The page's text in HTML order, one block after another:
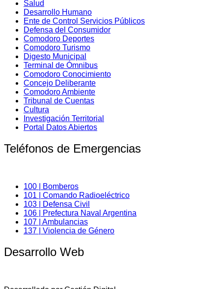
Salud
Desarrollo Humano
Ente de Control Servicios Públicos
Defensa del Consumidor
Comodoro Deportes
Comodoro Turismo
Digesto Municipal
Terminal de Ómnibus
Comodoro Conocimiento
Concejo Deliberante
Comodoro Ambiente
Tribunal de Cuentas
Cultura
Investigación Territorial
Portal Datos Abiertos
Teléfonos de Emergencias
100 | Bomberos
101 | Comando Radioeléctrico
103 | Defensa Civil
106 | Prefectura Naval Argentina
107 | Ambulancias
137 | Violencia de Género
Desarrollo Web